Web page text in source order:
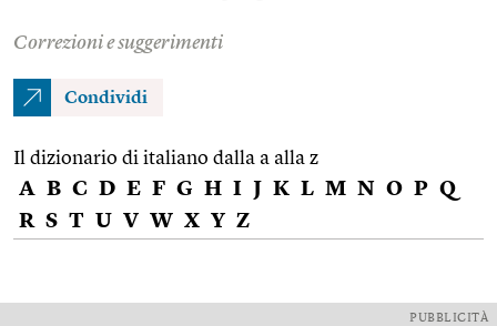
Correzioni e suggerimenti
Condividi
Il dizionario di italiano dalla a alla z
A B C D E F G H I J K L M N O P Q
R S T U V W X Y Z
PUBBLICITÀ